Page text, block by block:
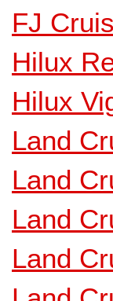
FJ
Hilux
Hilux
Land
Land
Land
Land